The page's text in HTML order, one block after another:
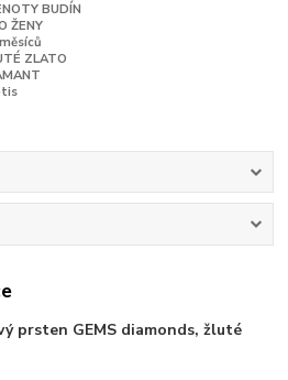
BUDÍN
ŽENY
ZLATO
prsten GEMS diamonds, žluté